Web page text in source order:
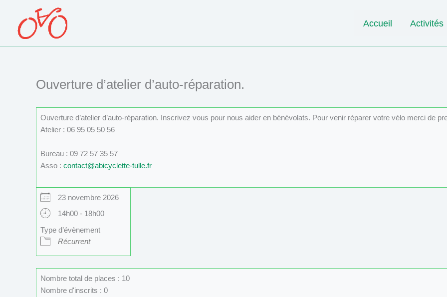
contenu
Accueil Activités
Ouverture d’atelier d’auto-réparation.
Ouverture d’atelier d’auto-réparation. Inscrivez vous pour nous aider en bénévolats. Pour venir réparer votre vélo merci de
Atelier : 06 95 05 50 56
Bureau : 09 72 57 35 57
Asso : contact@abicyclette-tulle.fr
23 novembre 2026
14h00 - 18h00
Type d’évènement
Récurrent
Nombre total de places : 10
Nombre d'inscrits : 0